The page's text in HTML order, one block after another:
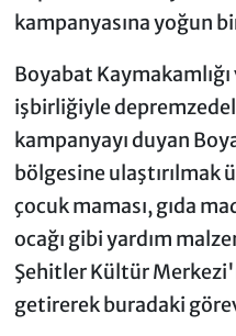
kampanyasına yoğun
Boyabat
işbirliğiyle
kampanyayı duyan
bölgesine ulaştırılmak
çocuk maması, gıda
ocağı gibi yardım
Şehitler Kültür
getirerek buradaki